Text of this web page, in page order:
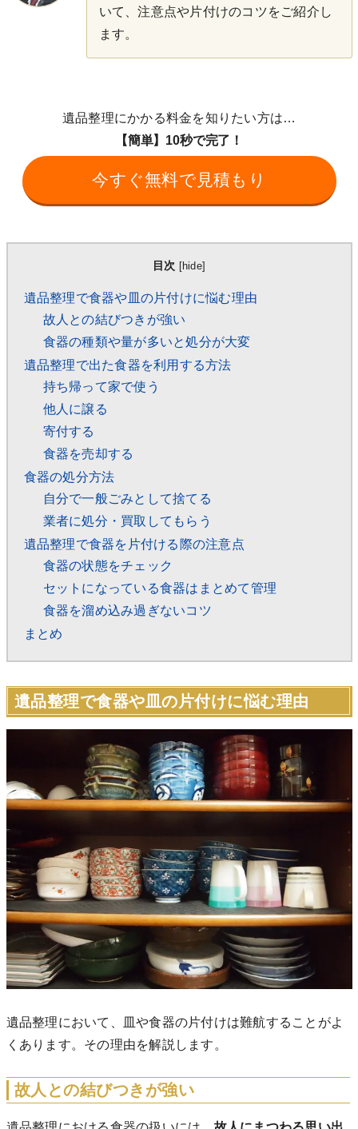
いて、注意点や片付けのコツをご紹介し
ます。
遺品整理にかかる料金を知りたい方は…
【簡単】10秒で完了！
今すぐ無料で見積もり
目次 hide]
遺品整理で食器や皿の片付けに悩む理由
故人との結びつきが強い
食器の種類や量が多いと処分が大変
遺品整理で出た食器を利用する方法
持ち帰って家で使う
他人に譲る
寄付する
食器を売却する
食器の処分方法
自分で一般ごみとして捨てる
業者に処分・買取してもらう
遺品整理で食器を片付ける際の注意点
食器の状態をチェック
セットになっている食器はまとめて管理
食器を溜め込み過ぎないコツ
まとめ
遺品整理で食器や皿の片付けに悩む理由
遺品整理において、皿や食器の片付けは難航することがよ
くあります。その理由を解説します。
故人との結びつきが強い